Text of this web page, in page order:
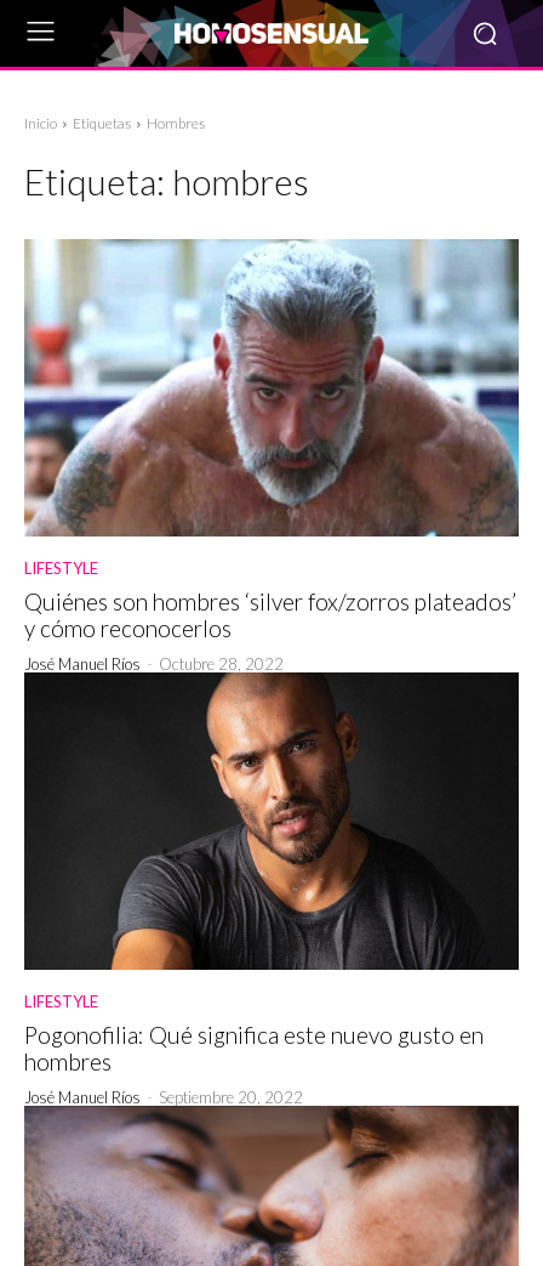
Inicio Etiquetas Hombres
Etiqueta: hombres
LIFESTYLE
Quiénes son hombres ‘silver fox/zorros plateados’
y cómo reconocerlos
José Manuel Ríos - Octubre 28, 2022
LIFESTYLE
Pogonofilia: Qué significa este nuevo gusto en
hombres
José Manuel Ríos - Septiembre 20, 2022